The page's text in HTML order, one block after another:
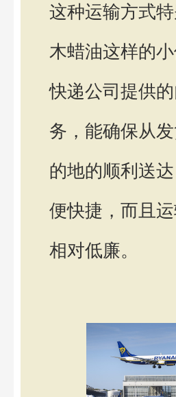
这种运输方式
木蜡油这样的小
快递公司提供
务，能确保从
的地的顺利送
便快捷，而且
相对低廉。